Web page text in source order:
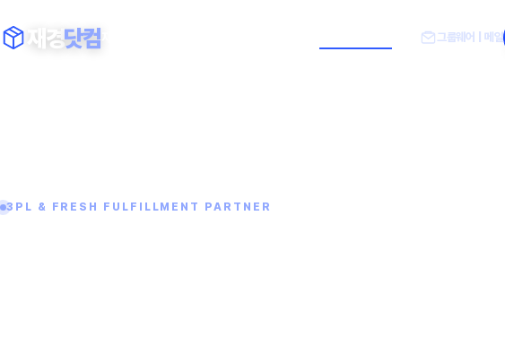
재경닷컴 그룹웨어 | 메일
3PL & FRESH FULFILLMENT PARTNER